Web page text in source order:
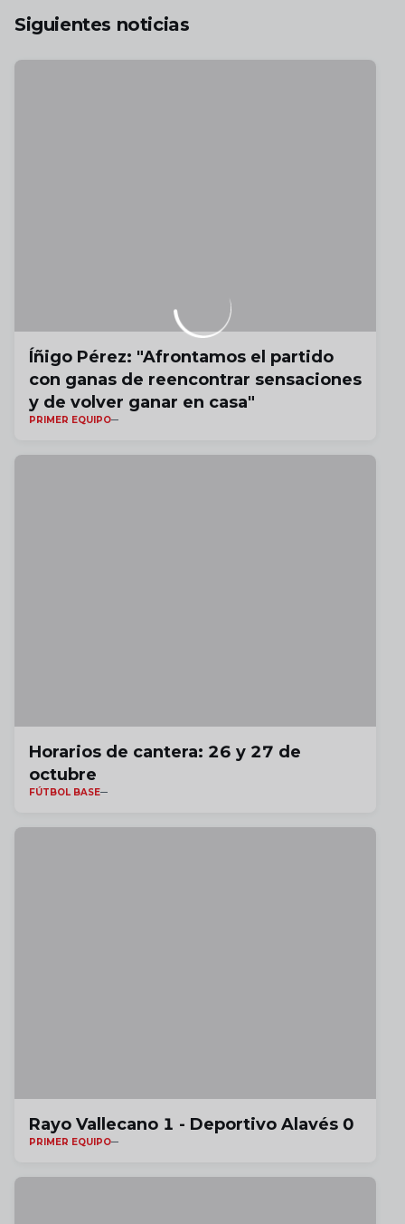
Siguientes noticias
Íñigo Pérez: "Afrontamos el partido
con ganas de reencontrar sensaciones
y de volver ganar en casa"
PRIMER EQUIPO
Horarios de cantera: 26 y 27 de
octubre
FÚTBOL BASE
Rayo Vallecano 1 - Deportivo Alavés 0
PRIMER EQUIPO